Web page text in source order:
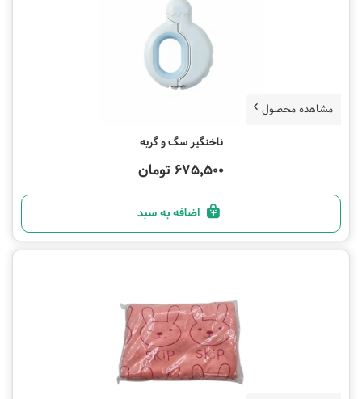
مشاهده محصول
ناخنگیر سگ و گربه
675,500 تومان
اضافه به سبد